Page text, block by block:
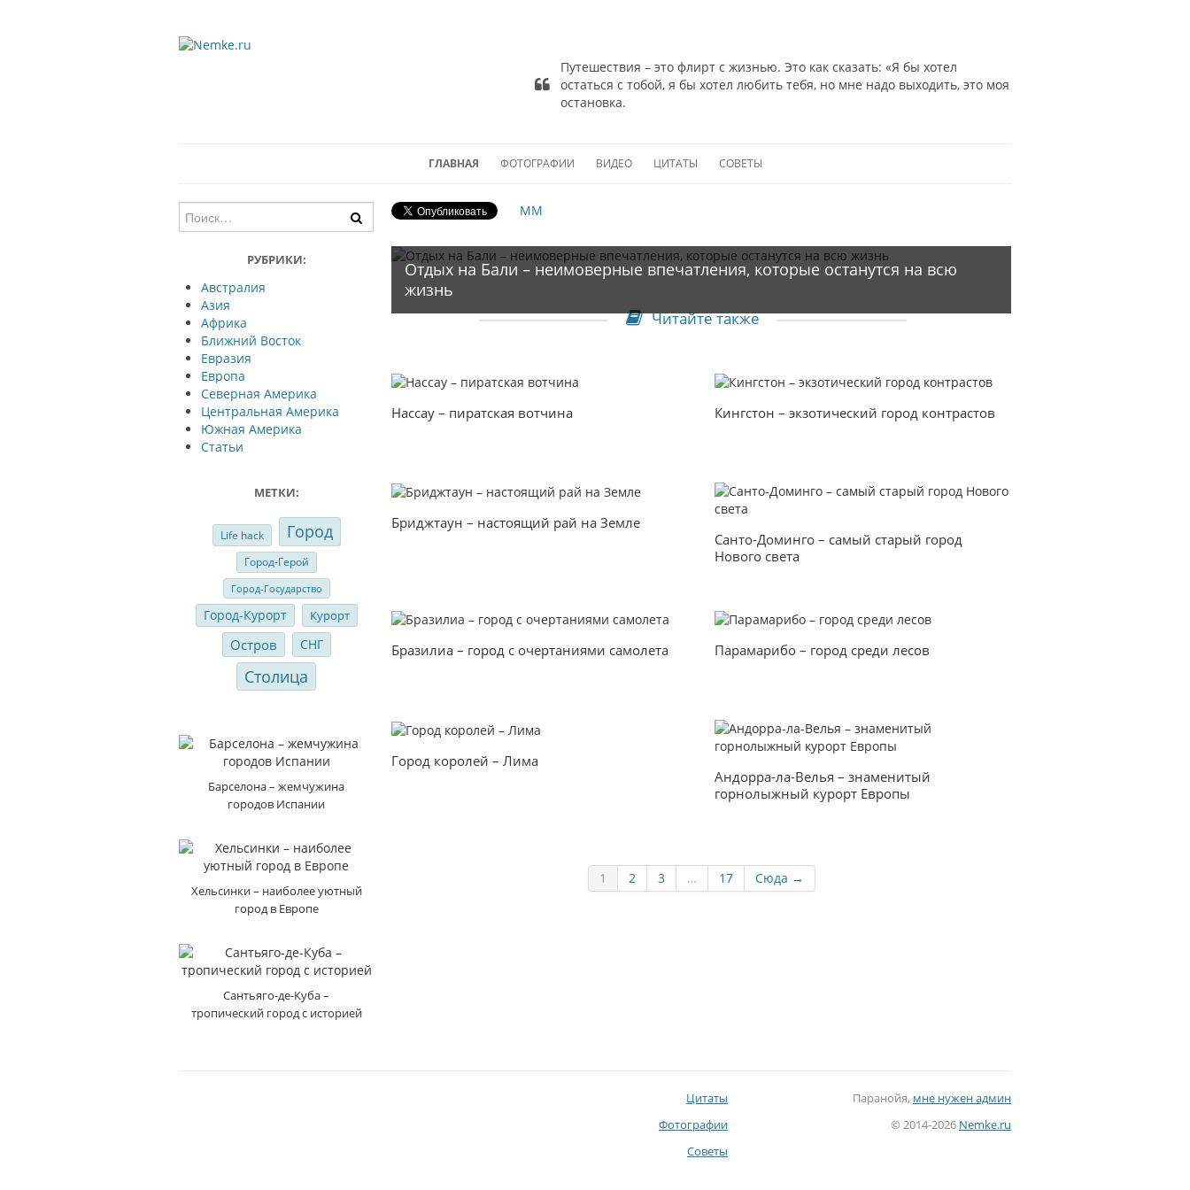
Путешествия – это флирт с жизнью. Это как сказать: «Я бы хотел
остаться с тобой, я бы хотел любить тебя, но мне надо выходить, это моя
остановка.
Автор цитаты
Лиза Сен-Обен-де-Теран
Тематика
ГЛАВНАЯ ФОТОГРАФИИ ВИДЕО ЦИТАТЫ СОВЕТЫ
РУБРИКИ:
Австралия
Азия
Африка
Ближний Восток
Евразия
Европа
Северная Америка
Центральная Америка
Южная Америка
Статьи
МЕТКИ:
Life hack Город
Город-Герой
Город-Государство
Город-Курорт Курорт
Остров СНГ
Столица
Барселона – жемчужина
городов Испании
Хельсинки – наиболее уютный
город в Европе
Сантьяго-де-Куба –
тропический город с историей
MM
Отдых на Бали – неимоверные впечатления, которые останутся на всю
жизнь
Читайте также
Нассау – пиратская вотчина Кингстон – экзотический город контрастов
Бриджтаун – настоящий рай на Земле
Санто-Доминго – самый старый город
Нового света
Бразилиа – город c очертаниями самолета Парамарибо – город среди лесов
Город королей – Лима
Андорра-ла-Велья – знаменитый
горнолыжный курорт Европы
1 2 3 … 17 Сюда →
Цитаты
Фотографии
Советы
Паранойя, мне нужен админ
© 2014-2026 Nemke.ru